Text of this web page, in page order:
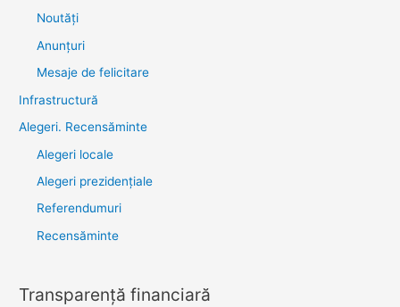
Noutăţi
Anunţuri
Mesaje de felicitare
Infrastructură
Alegeri. Recensăminte
Alegeri locale
Alegeri prezidențiale
Referendumuri
Recensăminte
Transparenţă financiară